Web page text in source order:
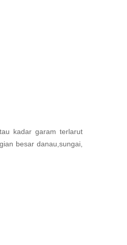
kadar garam terlarut
besar danau,sungai,